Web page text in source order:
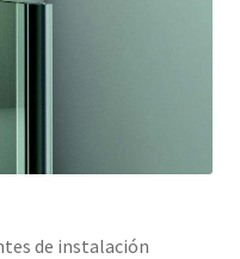
de instalación